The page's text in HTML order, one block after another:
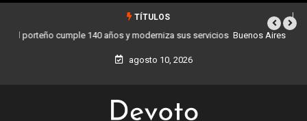
TÍTULOS
Buenos Aires sumó 12 nuevos Bares Notables y ya son 90 en toda la
Ciudad
agosto 10, 2026